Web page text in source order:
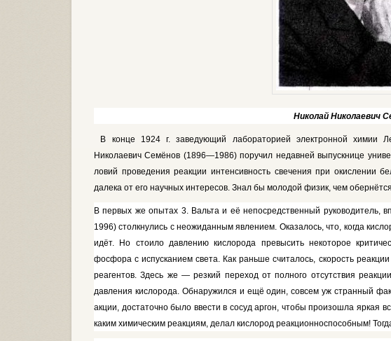
Николай Николаевич
В конце 1924 г. заведующий лабо­раторией электронной химии
Николаевич Семё­нов (1896—1986) поручил недавней выпускнице
ловий проведения реакции интенсив­ность свечения при окислении
далека от его научных интересов. Знал бы молодой физик, чем
В первых же опытах 3. Вальта и её непосредственный руководитель,
1996) столкнулись с неожиданным явлением. Оказалось, что, когда
идёт. Но стоило давлению кислоро­да превысить некоторое
фосфора с испуска­нием света. Как раньше считалось, скорость
реагентов. Здесь же — резкий переход от полного отсутствия
давления кисло­рода. Обнаружился и ещё один, совсем уж странный
акции, достаточно было ввести в сосуд аргон, чтобы произошла яркая
каким химическим реакциям, делал кислород реакционноспособным!